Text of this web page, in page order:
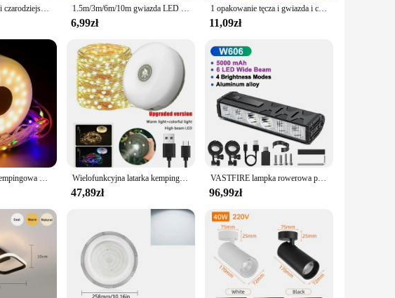
are a sustainable choice for your holiday decorations, reducing your carbon
of festive cheer to your home, these star-shaped LED lights are the
Christmas to New Year's Eve. Their star-shaped design and vibrant glow are
2m/4m/6m gwiazdki czarodziejski oświetlenie do sypialni Adapter zasilany z baterii sznurka girlanda ze światełek choinkowych wesele dekoracja świąteczna 1.5m/3m/6m/10m gwiazda LED łańcuchy świetlne Christmas Garland baterii USB zasilany ślub kurtyna na imprezę String Fairy lampy dla domu
6,99zł
1 opakowanie tęcza i gwiazda i chmura łańcuchy świetlne dekoracyjne LED bajkowe oświetlenie zasilany z baterii światła migoczące na dekoracja sypialni imprezowe
11,09zł
Ładowalna lampa kempingowa USB 10-metrowa girlanda żarówkowa Zewnętrzna lampa do namiotu RGB Nastrojowe oświetlenie XTE Latarka LED z haczykiem magnetycznym Wielofunkcyjna latarka kempingowa 4 w 1, ładowana przez USB, zewnętrzna latarka dekoracyjna do namiotu XTE LED z haczykiem magnetycznym
47,89zł
VASTFIRE lampka rowerowa przednia 25500 lumenów lampka rowerowa 10000mAh wodoodporna latarka USB ładowanie MTB Road akcesoria do lamp rowerowych
96,99zł